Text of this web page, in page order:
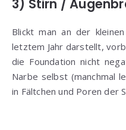
3) Stirn /
Blickt man an der
letztem Jahr darstellt,
die Foundation nicht
Narbe selbst (manchmal
in Fältchen und Poren der